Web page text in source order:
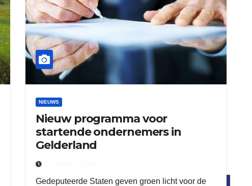
delangekortland
download onzze App
NIEUWS
Nieuw programma voor
startende ondernemers in
Gelderland
Gedeputeerde Staten geven groen licht voor de